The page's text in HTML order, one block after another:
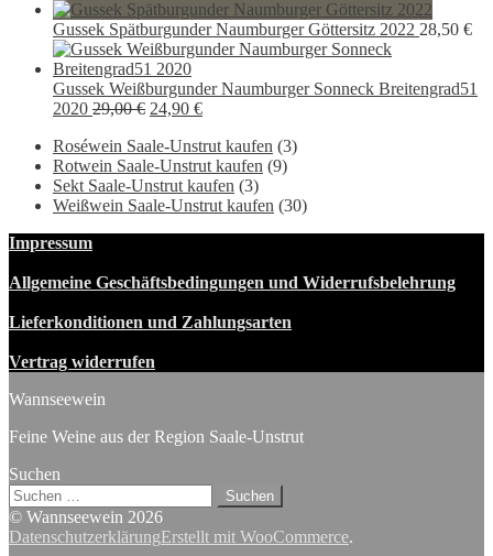
Gussek Spätburgunder Naumburger Göttersitz 2022 28,50 €
Gussek Weißburgunder Naumburger Sonneck Breitengrad51
2020 29,00€ Ursprünglicher
war:
29,00 €
24,90 €Aktueller
ist:
24,90 €.
Roséwein Saale-Unstrut kaufen (3)
Rotwein Saale-Unstrut kaufen (9)
Sekt Saale-Unstrut kaufen (3)
Weißwein Saale-Unstrut kaufen (30)
Impressum
Allgemeine Geschäftsbedingungen und Widerrufsbelehrung
Lieferkonditionen und Zahlungsarten
Vertrag widerrufen
Wannseewein
Feine Weine aus der Region Saale-Unstrut
Suchen
Suchen
nach:
© Wannseewein 2026
DatenschutzerklärungErstellt mit WooCommerce.